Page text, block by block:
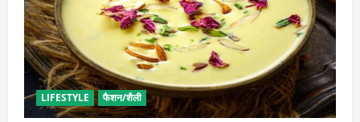
LIFESTYLE फैशन/शैली